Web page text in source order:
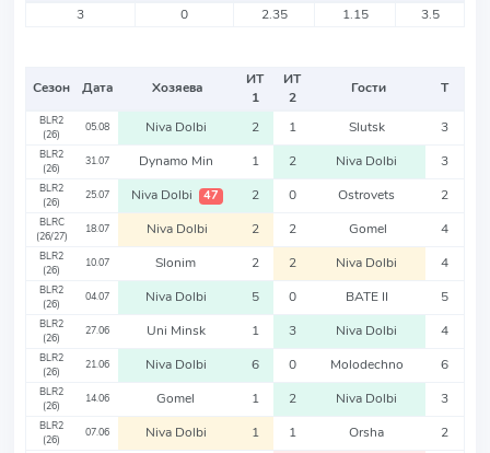
3
0 2.35 1.15 3.5
Сезон Дата Хозяева
ИТ
1
ИТ
2
Гости Т
BLR2
(26)
05.08 Niva Dolbi 2 1 Slutsk 3
BLR2
(26)
31.07 Dynamo Min 1 2 Niva Dolbi 3
BLR2
(26)
25.07 Niva Dolbi 47 2 0 Ostrovets 2
BLRC
(26/27)
18.07 Niva Dolbi 2 2 Gomel 4
BLR2
(26)
10.07 Slonim 2 2 Niva Dolbi 4
BLR2
(26)
04.07 Niva Dolbi 5 0 BATE II 5
BLR2
(26)
27.06 Uni Minsk 1 3 Niva Dolbi 4
BLR2
(26)
21.06 Niva Dolbi 6 0 Molodechno 6
BLR2
(26)
14.06 Gomel 1 2 Niva Dolbi 3
BLR2
(26)
07.06 Niva Dolbi 1 1 Orsha 2